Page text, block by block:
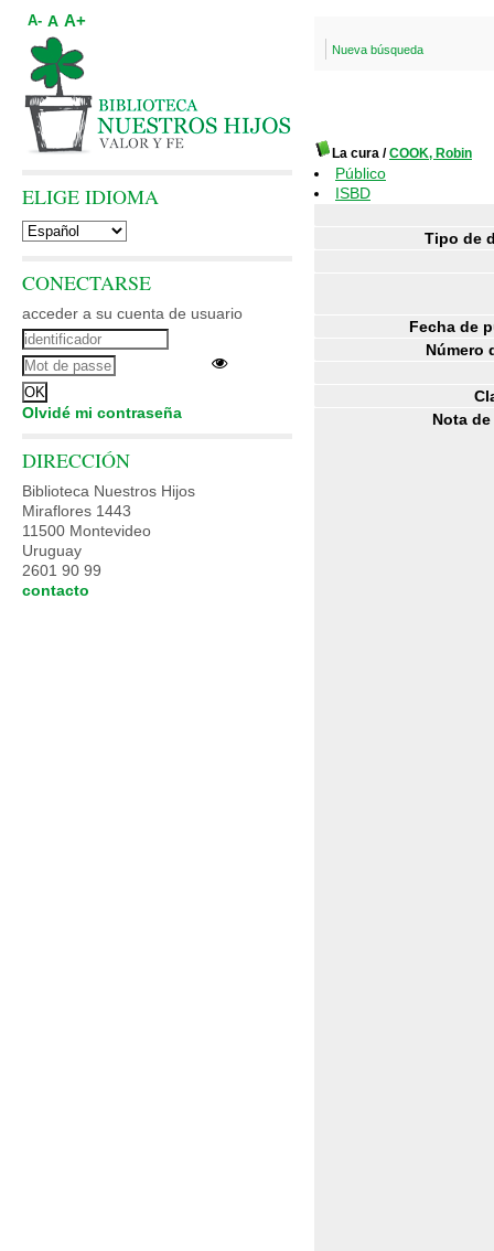
Nueva búsqueda
La cura /COOK, Robin
Público
ISBD
Tipo de
Fecha de
Número
Nota
A- A A+
ELIGE IDIOMA
CONECTARSE
acceder a su cuenta de usuario
Olvidé mi contraseña
DIRECCIÓN
Biblioteca Nuestros Hijos
Miraflores 1443
11500 Montevideo
Uruguay
2601 90 99
contacto